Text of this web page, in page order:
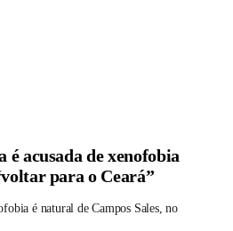
acusada de xenofobia
para o Ceará”
é natural de Campos Sales, no